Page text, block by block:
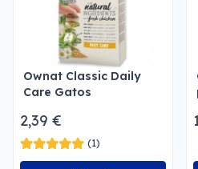
Ownat Classic Daily
Care Gatos
2,39 €
(1)